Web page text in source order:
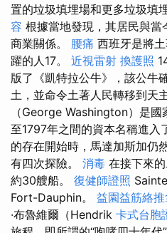
置的垃圾填埋場和更多垃圾填
容 根據當地發現，其居民與
商業關係。 腰痛 西班牙是將
躍的人17。 近視雷射 換護照
版了《凱特拉公牛》，該公牛
土，並命令土著人民轉移到天
（George Washington）是
至1797年之間的資本名稱進入
的存在開始時，馬達加斯加仍
有四次探險。 消毒 在接下來
約30艘船。 復健師證照
Fort-Dauphin。 益園益筋絡
·布魯維爾（Hendrik 卡式台胞